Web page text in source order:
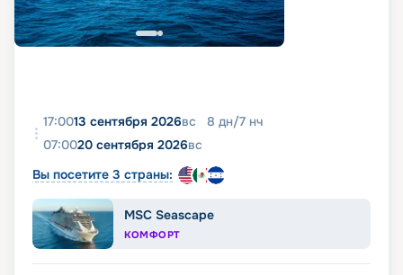
17:0013 сентября 2026вс 8 дн/7 нч
07:0020 сентября 2026вс
Вы посетите 3 страны:
MSC Seascape
КОМФОРТ